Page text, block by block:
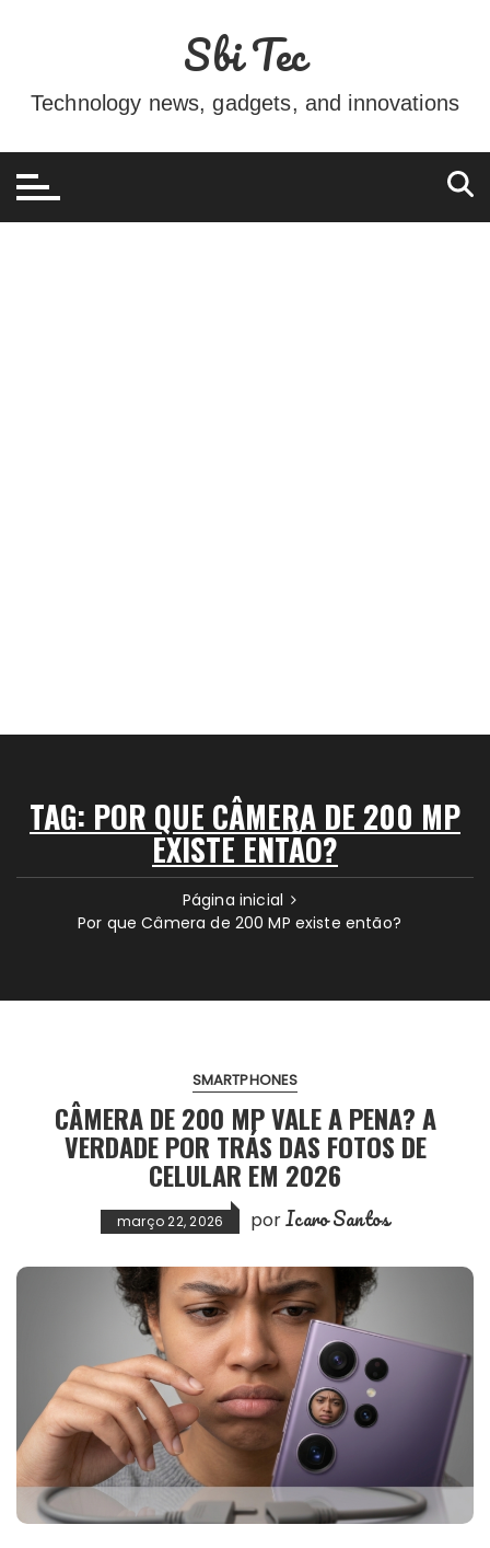
conteúdo
Sbi Tec
Technology news, gadgets, and innovations
TAG: POR QUE CÂMERA DE 200 MP
EXISTE ENTÃO?
Página inicial
Por que Câmera de 200 MP existe então?
SMARTPHONES
CÂMERA DE 200 MP VALE A PENA? A
VERDADE POR TRÁS DAS FOTOS DE
CELULAR EM 2026
março 22, 2026 porIcaro Santos